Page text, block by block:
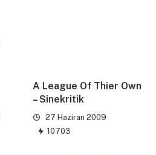
A League Of Thier Own
– Sinekritik
27 Haziran 2009
10703